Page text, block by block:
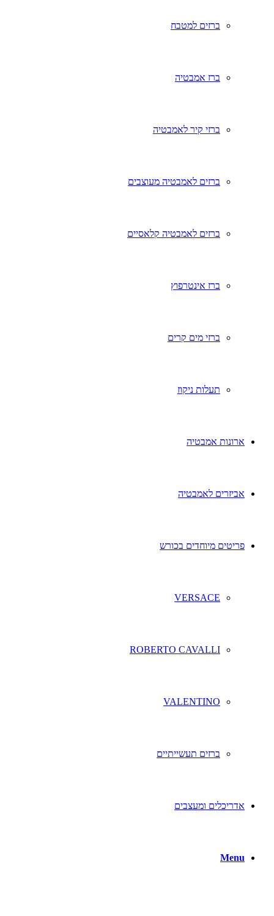
ברזים למטבח
ברז אמבטיה
ברזי קיר לאמבטיה
ברזים לאמבטיה מעוצבים
ברזים לאמבטיה קלאסיים
ברז אינטרפוץ
ברזי מים קרים
תעלות ניקוז
ארונות אמבטיה
אביזרים לאמבטיה
פריטים מיוחדים בכורש
VERSACE
ROBERTO CAVALLI
VALENTINO
ברזים תעשייתיים
אדריכלים ומעצבים
Menu